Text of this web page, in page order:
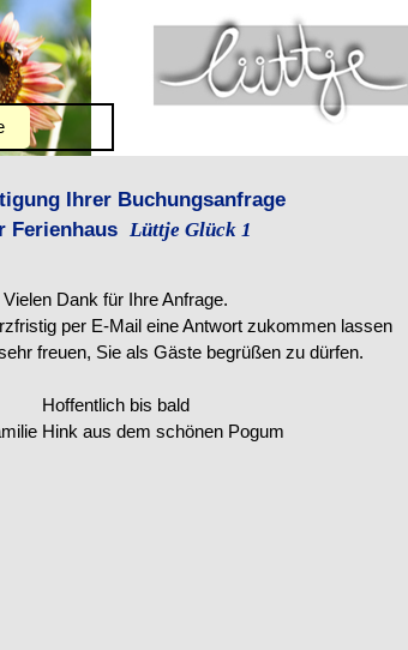
Ihrer Buchungsanfrage
Ferienhaus Lüttje Glück 1
Vielen Dank für Ihre Anfrage.
per E-Mail eine Antwort zukommen lassen
freuen, Sie als Gäste begrüßen zu dürfen.
Hoffentlich bis bald
Hink aus dem schönen Pogum